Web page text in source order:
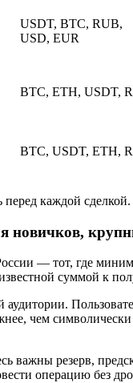
USDT, BTC, RUB,
USD, EUR
BTC, ETH, USDT,
BTC, USDT, ETH,
каждой
новичков,
— тот, где
суммой к
чем
важны резерв,
операцию без